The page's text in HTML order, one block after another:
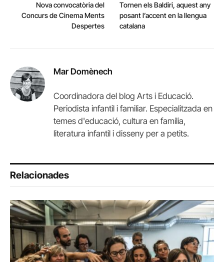
Nova convocatòria del
Concurs de Cinema Ments
Despertes
Tornen els Baldiri, aquest any
posant l’accent en la llengua
catalana
Mar Domènech
Coordinadora del blog Arts i Educació.
Periodista infantil i familiar. Especialitzada en
temes d'educació, cultura en família,
literatura infantil i disseny per a petits.
Relacionades